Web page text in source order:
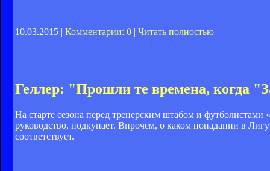
10.03.2015 | Комментарии: 0 | Читать полностью
Геллер: "Прошли те времена, когда
На старте сезона перед тренерским штабом и футболистами
руководство, подкупает. Впрочем, о каком попадании в
соответствует.